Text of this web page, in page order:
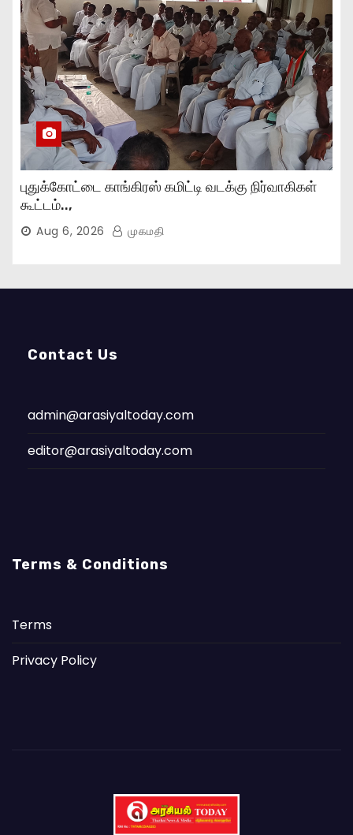
புதுக்கோட்டை காங்கிரஸ் கமிட்டி வடக்கு நிர்வாகிகள்
கூட்டம்..,
Aug 6, 2026 முகமதி
Contact Us
admin@arasiyaltoday.com
editor@arasiyaltoday.com
Terms & Conditions
Terms
Privacy Policy